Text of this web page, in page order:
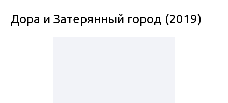
Дора и Затерянный город (2019)